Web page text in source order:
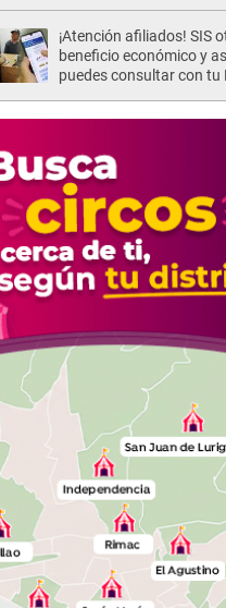
¡Atención afiliados! SIS
beneficio económico y
puedes consultar con tu